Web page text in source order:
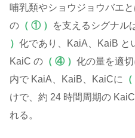
哺乳類やショウジョウバエ
の （ ① ） を支えるシグナル
） 化であり、KaiA、KaiB と
KaiC の （ ④ ） 化の量を適
内で KaiA、KaiB、KaiCに
けで、約 24 時間周期の
れる。